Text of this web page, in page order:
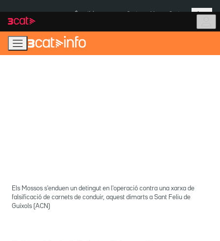
navegació
principal
contingut
Més
Els Mossos s'enduen un detingut en l'operació contra una xarxa de
falsificació de carnets de conduir, aquest dimarts a Sant Feliu de
Guíxols (ACN)